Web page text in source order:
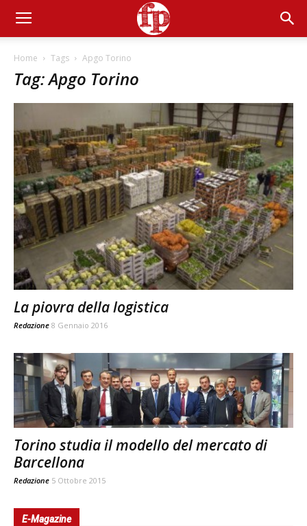
Home Tags Apgo Torino
Tag: Apgo Torino
La piovra della logistica
Redazione 8 Gennaio 2016
Torino studia il modello del mercato di
Barcellona
Redazione 5 Ottobre 2015
E-Magazine